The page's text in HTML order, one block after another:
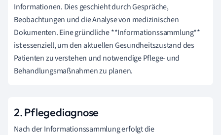
Informationen. Dies geschieht durch Gespräche,
Beobachtungen und die Analyse von medizinischen
Dokumenten. Eine gründliche **Informationssammlung**
ist essenziell, um den aktuellen Gesundheitszustand des
Patienten zu verstehen und notwendige Pflege- und
Behandlungsmaßnahmen zu planen.
2. Pflegediagnose
Nach der Informationssammlung erfolgt die